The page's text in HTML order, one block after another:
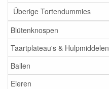
Überige Tortendummies
Blütenknospen
Taartplateau's & Hulpmiddelen
Ballen
Eieren